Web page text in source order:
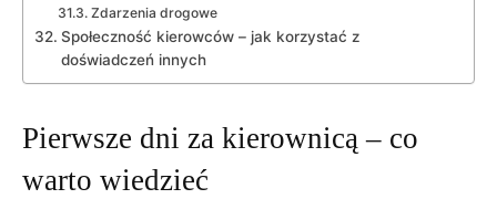
Zdarzenia drogowe
Społeczność kierowców –​ jak ⁣korzystać z
doświadczeń innych
Pierwsze⁤ dni za kierownicą – co
warto wiedzieć